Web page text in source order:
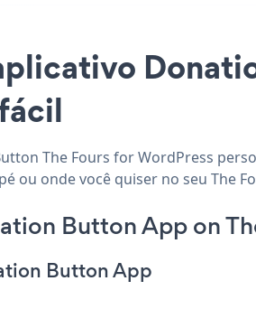
The Fours for WordPress
ou onde você quiser no seu The
Button App on
Button App